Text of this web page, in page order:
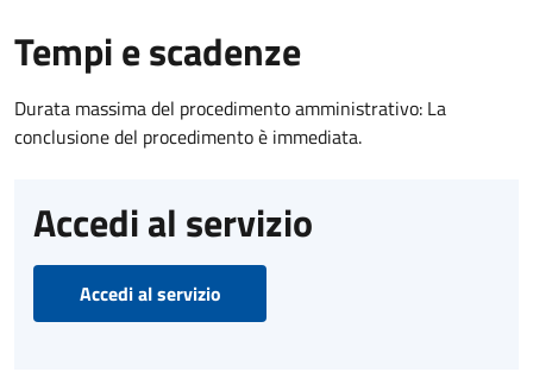
Tempi e scadenze
Durata massima del procedimento amministrativo: La
conclusione del procedimento è immediata.
Accedi al servizio
Accedi al servizio